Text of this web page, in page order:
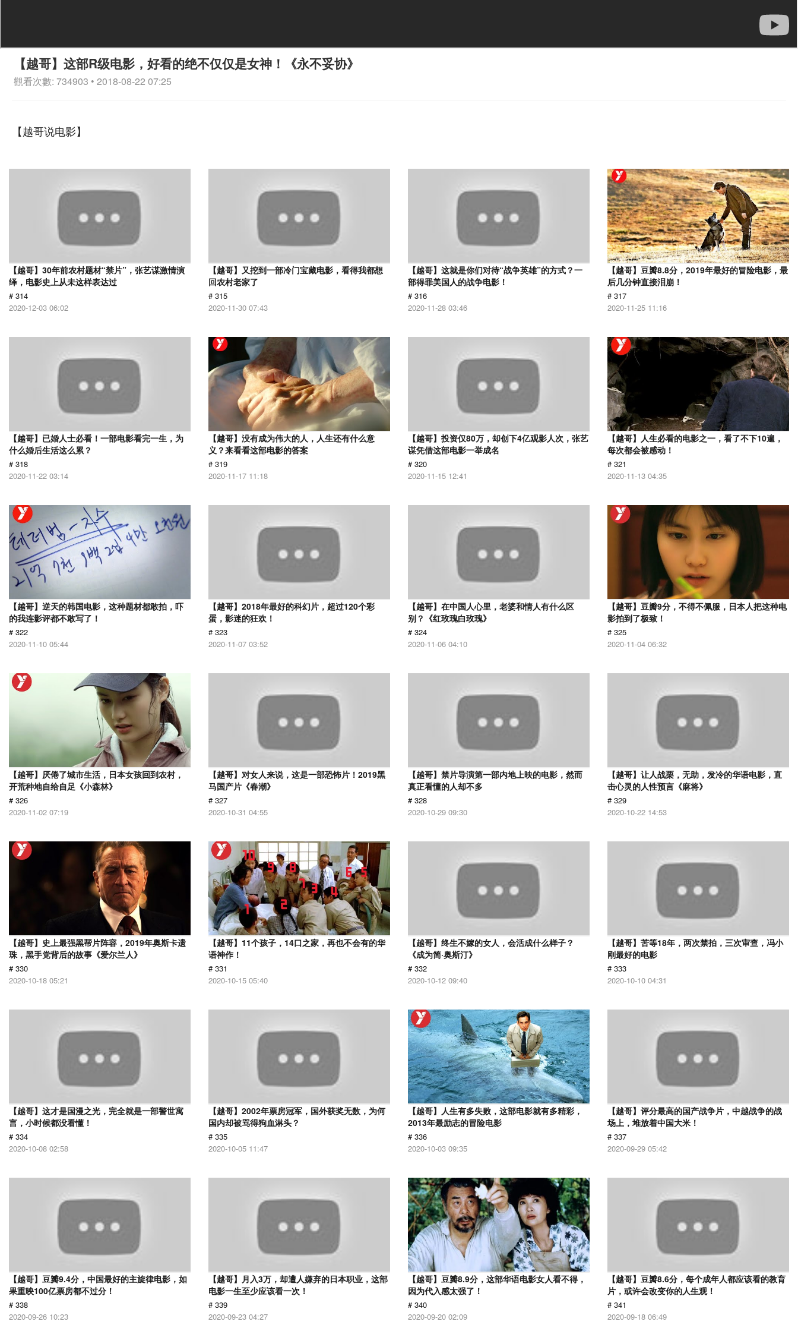
【越哥】这部R级电影，好看的绝不仅仅是女神！《永不妥协》
觀看次數: 734903 • 2018-08-22 07:25
【越哥说电影】
【越哥】30年前农村题材“禁片”，张艺谋激情演
绎，电影史上从未这样表达过
# 314
2020-12-03 06:02
【越哥】又挖到一部冷门宝藏电影，看得我都想
回农村老家了
# 315
2020-11-30 07:43
【越哥】这就是你们对待“战争英雄”的方式？一
部得罪美国人的战争电影！
# 316
2020-11-28 03:46
【越哥】豆瓣8.8分，2019年最好的冒险电影，最
后几分钟直接泪崩！
# 317
2020-11-25 11:16
【越哥】已婚人士必看！一部电影看完一生，为
什么婚后生活这么累？
# 318
2020-11-22 03:14
【越哥】没有成为伟大的人，人生还有什么意
义？来看看这部电影的答案
# 319
2020-11-17 11:18
【越哥】投资仅80万，却创下4亿观影人次，张艺
谋凭借这部电影一举成名
# 320
2020-11-15 12:41
【越哥】人生必看的电影之一，看了不下10遍，
每次都会被感动！
# 321
2020-11-13 04:35
【越哥】逆天的韩国电影，这种题材都敢拍，吓
的我连影评都不敢写了！
# 322
2020-11-10 05:44
【越哥】2018年最好的科幻片，超过120个彩
蛋，影迷的狂欢！
# 323
2020-11-07 03:52
【越哥】在中国人心里，老婆和情人有什么区
别？《红玫瑰白玫瑰》
# 324
2020-11-06 04:10
【越哥】豆瓣9分，不得不佩服，日本人把这种电
影拍到了极致！
# 325
2020-11-04 06:32
【越哥】厌倦了城市生活，日本女孩回到农村，
开荒种地自给自足《小森林》
# 326
2020-11-02 07:19
【越哥】对女人来说，这是一部恐怖片！2019黑
马国产片《春潮》
# 327
2020-10-31 04:55
【越哥】禁片导演第一部内地上映的电影，然而
真正看懂的人却不多
# 328
2020-10-29 09:30
【越哥】让人战栗，无助，发冷的华语电影，直
击心灵的人性预言《麻将》
# 329
2020-10-22 14:53
【越哥】史上最强黑帮片阵容，2019年奥斯卡遗
珠，黑手党背后的故事《爱尔兰人》
# 330
2020-10-18 05:21
【越哥】11个孩子，14口之家，再也不会有的华
语神作！
# 331
2020-10-15 05:40
【越哥】终生不嫁的女人，会活成什么样子？
《成为简·奥斯汀》
# 332
2020-10-12 09:40
【越哥】苦等18年，两次禁拍，三次审查，冯小
刚最好的电影
# 333
2020-10-10 04:31
【越哥】这才是国漫之光，完全就是一部警世寓
言，小时候都没看懂！
# 334
2020-10-08 02:58
【越哥】2002年票房冠军，国外获奖无数，为何
国内却被骂得狗血淋头？
# 335
2020-10-05 11:47
【越哥】人生有多失败，这部电影就有多精彩，
2013年最励志的冒险电影
# 336
2020-10-03 09:35
【越哥】评分最高的国产战争片，中越战争的战
场上，堆放着中国大米！
# 337
2020-09-29 05:42
【越哥】豆瓣9.4分，中国最好的主旋律电影，如
果重映100亿票房都不过分！
# 338
2020-09-26 10:23
【越哥】月入3万，却遭人嫌弃的日本职业，这部
电影一生至少应该看一次！
# 339
2020-09-23 04:27
【越哥】豆瓣8.9分，这部华语电影女人看不得，
因为代入感太强了！
# 340
2020-09-20 02:09
【越哥】豆瓣8.6分，每个成年人都应该看的教育
片，或许会改变你的人生观！
# 341
2020-09-18 06:49